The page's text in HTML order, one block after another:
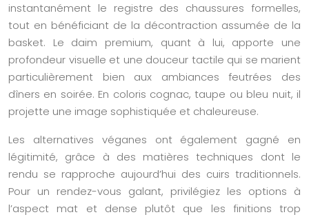
instantanément le registre des chaussures formelles,
tout en bénéficiant de la décontraction assumée de la
basket. Le daim premium, quant à lui, apporte une
profondeur visuelle et une douceur tactile qui se marient
particulièrement bien aux ambiances feutrées des
dîners en soirée. En coloris cognac, taupe ou bleu nuit, il
projette une image sophistiquée et chaleureuse.
Les alternatives véganes ont également gagné en
légitimité, grâce à des matières techniques dont le
rendu se rapproche aujourd’hui des cuirs traditionnels.
Pour un rendez-vous galant, privilégiez les options à
l’aspect mat et dense plutôt que les finitions trop